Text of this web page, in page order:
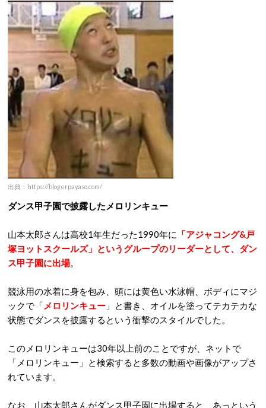
出典：https://blogerpayaso.com/
ダンス甲子園で披露したメロリンキュー
山本太郎さんは高校1年生だった1990年に
「アジャコング&戸
塚ヨットスクールズ」というグループのリーダーとして、ダン
ス甲子園に出場。
競泳用の水着に身を包み、頭には黄色い水泳帽、ボディにマジ
ックで「 メロリンキュー 」と書き、オイルを塗ってテカテカな
状態でダンスを披露するという衝撃のスタイルでした。
このメロリンキューは30年以上前のことですが、ネットで
「メロリンキュー」と検索すると多数の動画や画像がアップさ
れています。
なお、山本太郎さんがダンス甲子園に出場すると、あっという